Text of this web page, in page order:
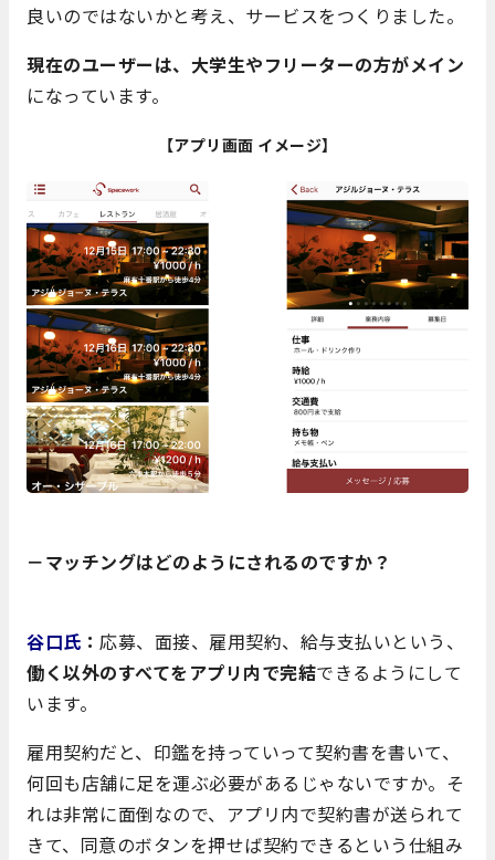
良いのではないかと考え、サービスをつくりました。
現在のユーザーは、大学生やフリーターの方がメイン
になっています。
【アプリ画面 イメージ】
－マッチングはどのようにされるのですか？
谷口氏 ： 応募、面接、雇用契約、給与支払いという、
働く以外のすべてをアプリ内で完結できるようにして
います。
雇用契約だと、印鑑を持っていって契約書を書いて、
何回も店舗に足を運ぶ必要があるじゃないですか。そ
れは非常に面倒なので、アプリ内で契約書が送られて
きて、同意のボタンを押せば契約できるという仕組み